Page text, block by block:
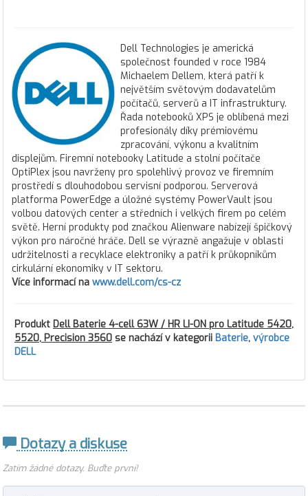
Dell Technologies je americká
společnost founded v roce 1984
Michaelem Dellem, která patří k
největším světovým dodavatelům
počítačů, serverů a IT infrastruktury.
Řada notebooků XPS je oblíbená mezi
profesionály díky prémiovému
zpracování, výkonu a kvalitním
displejům. Firemní notebooky Latitude a stolní počítače
OptiPlex jsou navrženy pro spolehlivý provoz ve firemním
prostředí s dlouhodobou servisní podporou. Serverová
platforma PowerEdge a úložné systémy PowerVault jsou
volbou datových center a středních i velkých firem po celém
světě. Herní produkty pod značkou Alienware nabízejí špičkový
výkon pro náročné hráče. Dell se výrazně angažuje v oblasti
udržitelnosti a recyklace elektroniky a patří k průkopníkům
cirkulární ekonomiky v IT sektoru.
Více informací na www.dell.com/cs-cz
Produkt Dell Baterie 4-cell 63W / HR LI-ON pro Latitude 5420,
5520, Precision 3560 se nachází v kategorii Baterie, výrobce
DELL
Dotazy a diskuse
Zatím žádné dotazy. Buďte první!